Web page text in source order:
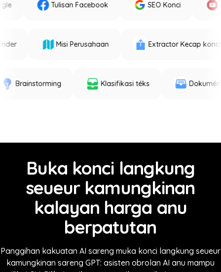
SEO Konci
Tulisan Facebook
Misi Perusahaan Extractor Kecap konci
Klasifikasi téks
Brainstorming
Buka konci langkung
seueur kamungkinan
kalayan harga anu
berpatutan
Panggihan kakuatan AI sareng muka konci langkung seueur
kamungkinan sareng GPT: asisten obrolan AI anu mampu